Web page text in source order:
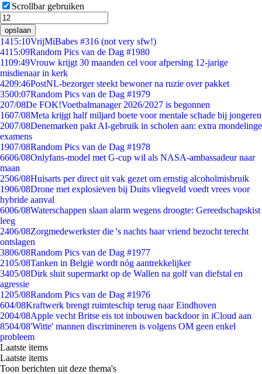
Scrollbar gebruiken
opslaan
1415:10VrijMiBabes #316 (not very sfw!)
4115:09Random Pics van de Dag #1980
1109:49Vrouw krijgt 30 maanden cel voor afpersing 12-jarige
misdienaar in kerk
4209:46PostNL-bezorger steekt bewoner na ruzie over pakket
3500:07Random Pics van de Dag #1979
207/08De FOK!Voetbalmanager 2026/2027 is begonnen
1607/08Meta krijgt half miljard boete voor mentale schade bij jongeren
2007/08Denemarken pakt AI-gebruik in scholen aan: extra mondelinge
examens
1907/08Random Pics van de Dag #1978
6606/08Onlyfans-model met G-cup wil als NASA-ambassadeur naar
maan
2506/08Huisarts per direct uit vak gezet om ernstig alcoholmisbruik
1906/08Drone met explosieven bij Duits vliegveld voedt vrees voor
hybride aanval
6006/08Waterschappen slaan alarm wegens droogte: Gereedschapskist
leeg
2406/08Zorgmedewerkster die 's nachts haar vriend bezocht terecht
ontslagen
3806/08Random Pics van de Dag #1977
2105/08Tanken in België wordt nóg aantrekkelijker
3405/08Dirk sluit supermarkt op de Wallen na golf van diefstal en
agressie
1205/08Random Pics van de Dag #1976
604/08Kraftwerk brengt ruimteschip terug naar Eindhoven
2004/08Apple vecht Britse eis tot inbouwen backdoor in iCloud aan
8504/08'Witte' mannen discrimineren is volgens OM geen enkel
probleem
Laatste items
Laatste items
Toon berichten uit deze thema's